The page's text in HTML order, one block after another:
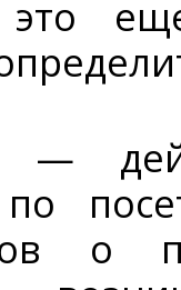
еще
—
о